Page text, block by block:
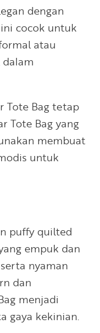
dengan
cocok untuk
atau
Tote Bag tetap
Tote Bag yang
membuat
untuk
puffy quilted
empuk dan
nyaman
dan
menjadi
gaya kekinian.